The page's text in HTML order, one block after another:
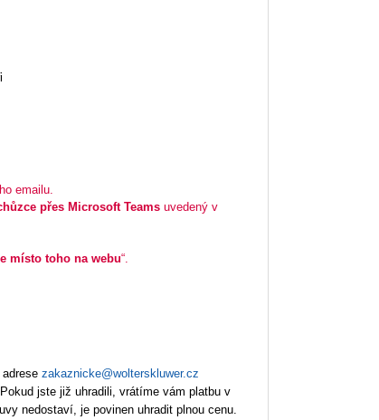
emailu.
přes Microsoft Teams uvedený v
místo toho na webu“.
adresezakaznicke@wolterskluwer.cz
jste již uhradili, vrátíme vám platbu v
nedostaví, je povinen uhradit plnou cenu.